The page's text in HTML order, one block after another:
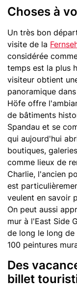
Choses à
Un très bon
visite de la
considérée
temps est la plus
visiteur obtient
panoramique
Höfe offre
de bâtiments
Spandau et se
qui aujourd'hui
boutiques,
comme lieux de
Charlie, l'ancien
est
veulent en savoir
On peut aussi
mur à l'East Side
de long le long
100 peintures
Des
billet